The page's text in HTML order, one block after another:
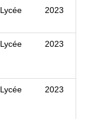
Lycée 2023
Lycée 2023
Lycée 2023